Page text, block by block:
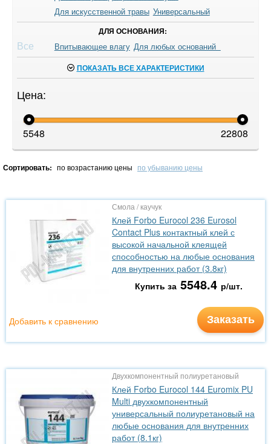
Для искусственной травы Универсальный
ДЛЯ ОСНОВАНИЯ:
Все Впитывающее влагу Для любых оснований
ПОКАЗАТЬ ВСЕ ХАРАКТЕРИСТИКИ
Цена:
5548 22808
Сортировать: по возрастанию цены по убыванию цены
Смола / каучук
Клей Forbo Eurocol 236 Eurosol
Contact Plus контактный клей с
высокой начальной клеящей
способностью на любые основания
для внутренних работ (3.8кг)
Купить за 5548.4 р/шт.
Заказать
Добавить к сравнению
Двухкомпонентный полиуретановый
Клей Forbo Eurocol 144 Euromix PU
Multi двухкомпонентный
универсальный полиуретановый на
любые основания для внутренних
работ (8.1кг)